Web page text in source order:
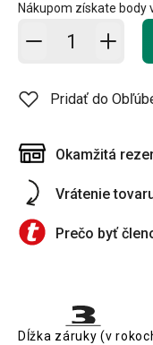
Nákupom získate body
Pridať do košíka
Pridať do
Okamžitá
Vrátenie
Prečo byť
Dĺžka záruky (v